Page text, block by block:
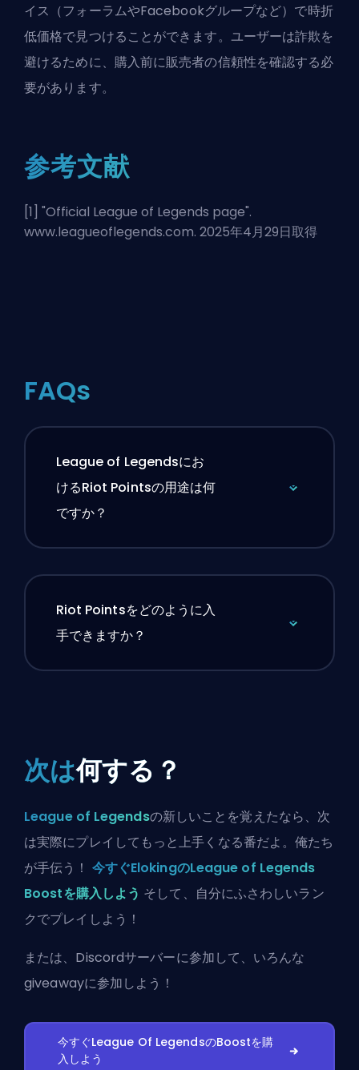
イス（フォーラムやFacebookグループなど）で時折
低価格で見つけることができます。ユーザーは詐欺を
避けるために、購入前に販売者の信頼性を確認する必
要があります。
参考文献
[1] "Official League of Legends page".
www.leagueoflegends.com. 2025年4月29日取得
FAQs
League of Legendsにお
けるRiot Pointsの用途は何
ですか？
Riot Pointsをどのように入
手できますか？
次は何する？
League of Legendsの新しいことを覚えたなら、次
は実際にプレイしてもっと上手くなる番だよ。俺たち
が手伝う！ 今すぐElokingのLeague of Legends
Boostを購入しよう そして、自分にふさわしいラン
クでプレイしよう！
または、 Discordサーバーに参加して、いろんな
giveawayに参加しよう！
今すぐLeague Of LegendsのBoostを購
入しよう